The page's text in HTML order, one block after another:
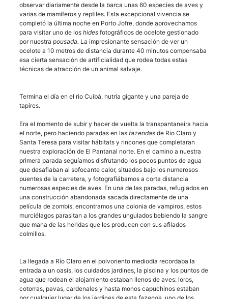
observar diariamente desde la barca unas 60 especies de aves y
varias de mamíferos y reptiles. Esta excepcional vivencia se
completó la última noche en Porto Jofre, donde aprovechamos
para visitar uno de los hides fotográficos de ocelote gestionado
por nuestra pousada. La impresionante sensación de ver un
ocelote a 10 metros de distancia durante 40 minutos compensaba
esa cierta sensación de artificialidad que rodea todas estas
técnicas de atracción de un animal salvaje.
Termina el día en el rio Cuibá, nutria gigante y una pareja de
tapires.
Era el momento de subir y hacer de vuelta la transpantaneira hacia
el norte, pero haciendo paradas en las fazendas de Rio Claro y
Santa Teresa para visitar hábitats y rincones que completaran
nuestra exploración de El Pantanal norte. En el camino a nuestra
primera parada seguíamos disfrutando los pocos puntos de agua
que desafiaban al sofocante calor, situados bajo los numerosos
puentes de la carretera, y fotografiábamos a corta distancia
numerosas especies de aves. En una de las paradas, refugiados en
una construcción abandonada sacada directamente de una
película de zombis, encontramos una colonia de vampiros, estos
murciélagos parasitan a los grandes ungulados bebiendo la sangre
que mana de las heridas que les producen con sus afilados
colmillos.
La llegada a Río Claro en el polvoriento mediodía recordaba la
entrada a un oasis, los cuidados jardines, la piscina y los puntos de
agua que rodean el alojamiento estaban llenos de aves: loros,
cotorras, pavas, cardenales y hasta monos capuchinos estaban